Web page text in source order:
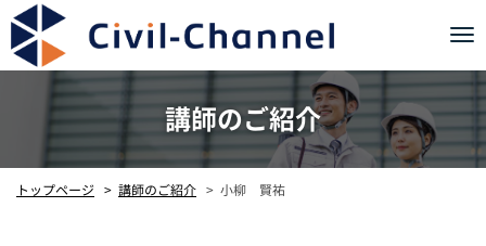
講師のご紹介
トップページ 講師のご紹介 小柳 賢祐